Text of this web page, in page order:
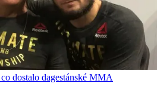
dostalo dagestánské MMA